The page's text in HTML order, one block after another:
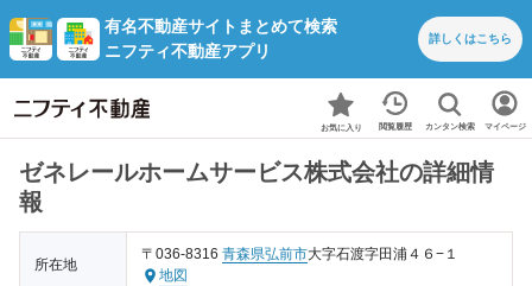
有名不動産サイトまとめて検索
ニフティ不動産アプリ
詳しくはこちら
お気に入り 閲覧履歴 カンタン検索 マイページ
ゼネレールホームサービス株式会社の詳細情
報
所在地
〒036-8316 青森県弘前市大字石渡字田浦４６−１
地図